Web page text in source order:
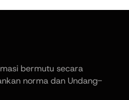
bermutu secara
norma dan Undang-